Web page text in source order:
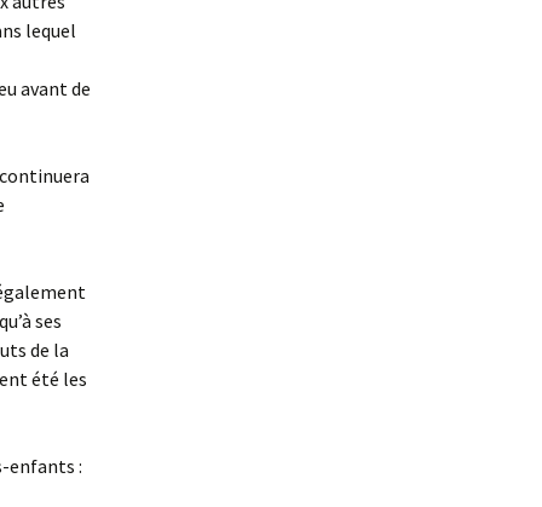
lequel
avant de
ses
de la
été les
enfants :